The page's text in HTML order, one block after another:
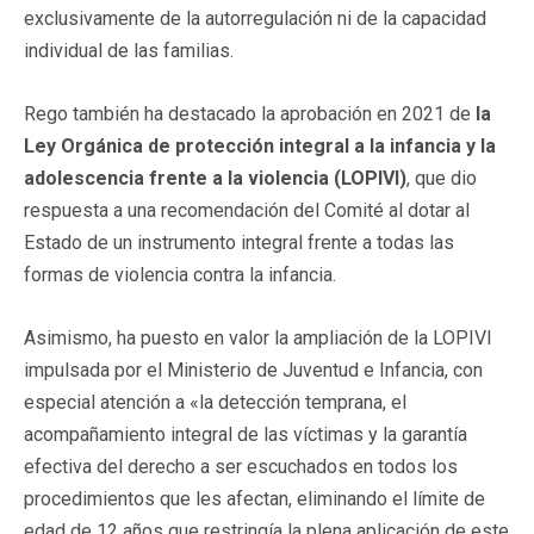
exclusivamente de la autorregulación ni de la capacidad
individual de las familias.
Rego también ha destacado la aprobación en 2021 de la
Ley Orgánica de protección integral a la infancia y la
adolescencia frente a la violencia (LOPIVI), que dio
respuesta a una recomendación del Comité al dotar al
Estado de un instrumento integral frente a todas las
formas de violencia contra la infancia.
Asimismo, ha puesto en valor la ampliación de la LOPIVI
impulsada por el Ministerio de Juventud e Infancia, con
especial atención a «la detección temprana, el
acompañamiento integral de las víctimas y la garantía
efectiva del derecho a ser escuchados en todos los
procedimientos que les afectan, eliminando el límite de